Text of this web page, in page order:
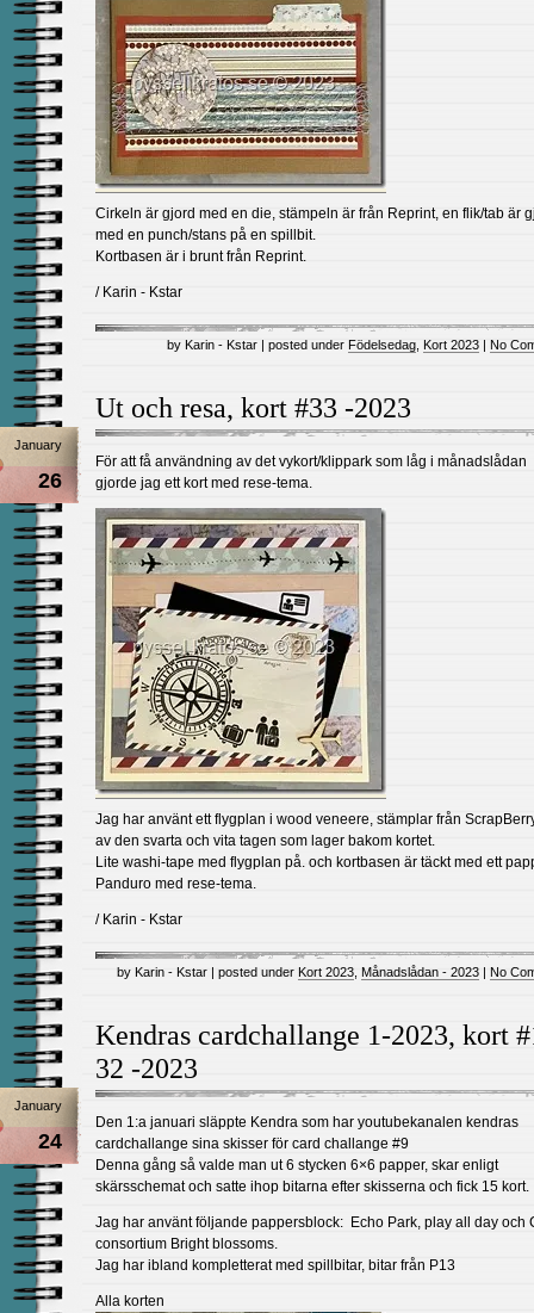
Cirkeln är gjord med en die, stämpeln är från Reprint, en flik/tab är
med en punch/stans på en spillbit.
Kortbasen är i brunt från Reprint.
/ Karin - Kstar
by Karin - Kstar | posted under Födelsedag Kort 2023 | No
Ut och resa, kort #33 -2023
January
26
För att få användning av det vykort/klippark som låg i månadslådan
gjorde jag ett kort med rese-tema.
Jag har använt ett flygplan i wood veneere, stämplar från
av den svarta och vita tagen som lager bakom kortet.
Lite washi-tape med flygplan på. och kortbasen är täckt med ett
Panduro med rese-tema.
/ Karin - Kstar
by Karin - Kstar | posted under Kort 2023 Månadslådan - 2023 | No
Kendras cardchallange 1-2023, kort
32 -2023
January
24
Den 1:a januari släppte Kendra som har youtubekanalen kendras
cardchallange sina skisser för card challange #9
Denna gång så valde man ut 6 stycken 6×6 papper, skar enligt
skärsschemat och satte ihop bitarna efter skisserna och fick 15 kort.
Jag har använt följande pappersblock: Echo Park, play all day och
consortium Bright blossoms.
Jag har ibland kompletterat med spillbitar, bitar från P13
Alla korten